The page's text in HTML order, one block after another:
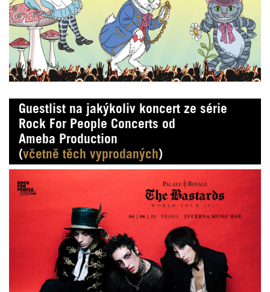
Guestlist na jakýkoliv koncert ze série
Rock For People Concerts od
Ameba Production
(včetně těch vyprodaných)